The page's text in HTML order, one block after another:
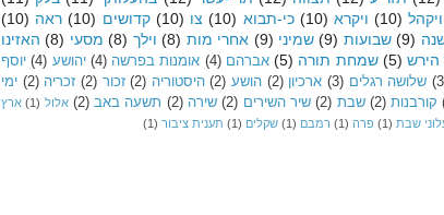
ויקהל (10) ויקרא (10) כי-תבוא (10) צו (10) קדושים (10) ראה (10)
(9) שבועות (9) שמיני (9) אחרי מות (8) וילך (8) מסעי (8) האזינו
הירש (5) שמחת תורה (5) אברהם (4) אומנות בפרשה (4) יהושע (4) יוסף
שלושה רגלים (3) ארכיון (2) הושע (2) היסטוריה (2) זכור (2) זכריה (2) ימי
קורבנות (2) שבת (2) שיר השירים (2) שירה (2) תשעה באב (2) אלול (1) ארץ
שבת (1) פרה (1) רמבם (1) שקלים (1) תענית ציבור (1)